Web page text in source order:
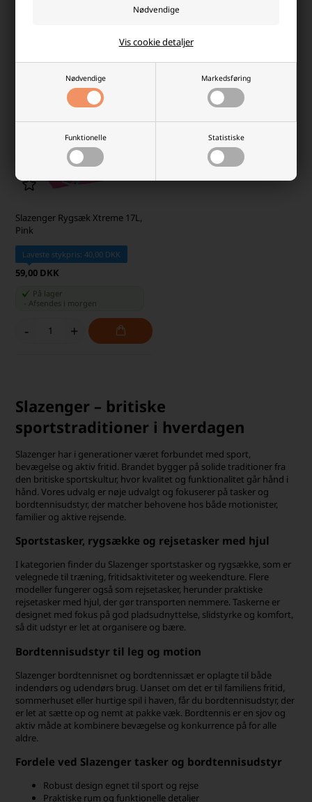
Nødvendige Markedsføring
Funktionelle Statistiske
Vis cookie detaljer
-Afsendes
-
Slazenger Rygsæk Xtreme 17L,
Pink
Laveste stykpris: 40,00 DKK
59,00 DKK
På lager
Afsendes i morgen
- +
Slazenger – britiske
sportstraditioner i hverdagen
Slazenger har i generationer været forbundet med sport,
bevægelse og aktiv fritid. Brandet bygger på solide traditioner fra
den britiske sportskultur, hvor kvalitet og funktionalitet går hånd i
hånd. Vores udvalg er nøje udvalgt og fokuserer på tasker og
bordtennisudstyr, der matcher behovene hos både motionister,
familier og aktive rejsende.
Sportstasker, rygsække og rejsetasker med hjul
I kategorien finder du Slazenger sportstasker og rygsække, som er
velegnede til træning, fritidsaktiviteter og weekendture. Flere
modeller fungerer også som rejsetasker, herunder praktiske
rejsetasker med hjul, der gør transporten nemmere. Taskerne er
designet med fokus på god pladsudnyttelse, slidstyrke og komfort,
så dit udstyr er let at organisere og bære.
Bordtennisudstyr til leg og motion
Slazenger bordtennisnet og bordtennissæt er oplagte til både
indendørs og udendørs brug. Uanset om det er til familiens fritid,
sommerhuset eller hurtige spil i haven, får du bordtennisudstyr, der
er let at sætte op og nemt at pakke væk. Bordtennis er en sjov og
aktiv måde at kombinere bevægelse og konkurrence på for alle
aldre.
Fordele ved Slazenger tasker og bordtennisudstyr
Robust design egnet til sport og rejse
Praktiske rum og funktionelle detaljer